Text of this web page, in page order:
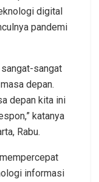
digital
pandemi
sangat
depan.
depan kita ini
katanya
Rabu.
informasi